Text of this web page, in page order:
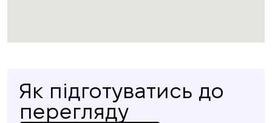
Як підготуватись до
перегляду